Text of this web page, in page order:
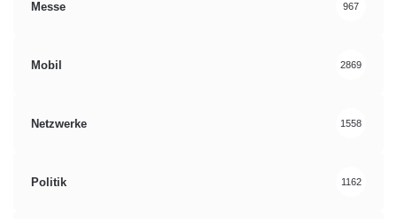
Messe 967
Mobil 2869
Netzwerke 1558
Politik 1162